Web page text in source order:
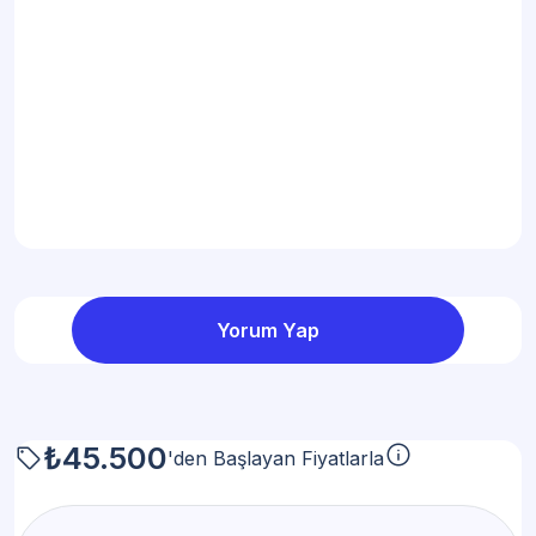
Yorum Yap
sell₺45.500'den Başlayan Fiyatlarlainfo